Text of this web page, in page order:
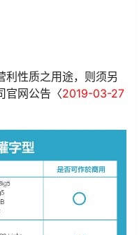
利性质之用途，则须另
官网公告〈2019-03-27